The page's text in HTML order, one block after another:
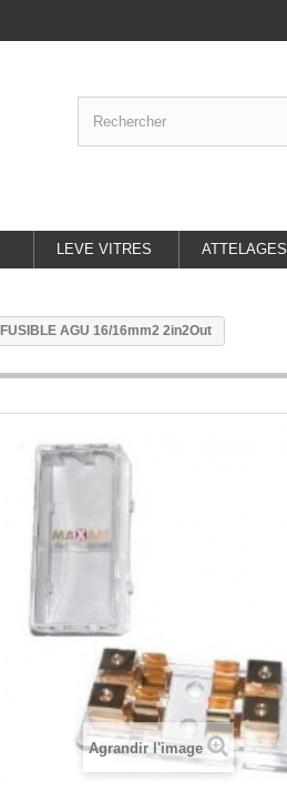
LEVE VITRES ATTELAGES
FUSIBLE AGU 16/16mm2 2in2Out
Agrandir l'image